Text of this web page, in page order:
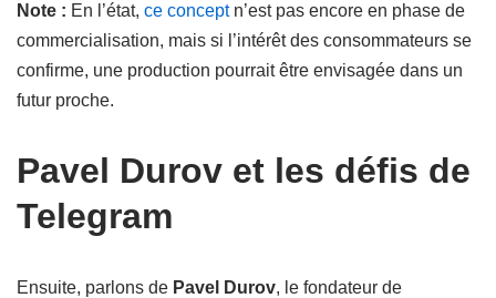
Note : En l’état, ce conceptn’est pas encore en phase de
commercialisation, mais si l’intérêt des consommateurs se
confirme, une production pourrait être envisagée dans un
futur proche.
Pavel Durov et les défis de
Telegram
Ensuite, parlons de Pavel Durov, le fondateur de